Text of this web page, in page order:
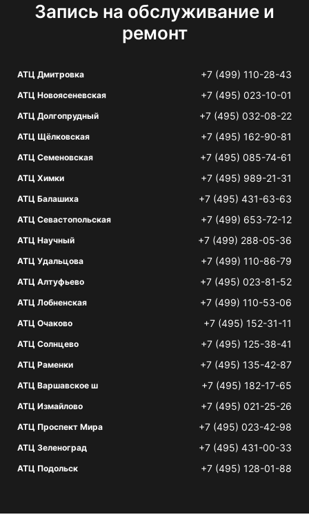
Запись на обслуживание и
ремонт
АТЦ Дмитровка +7 (499) 110-28-43
АТЦ Новоясеневская +7 (495) 023-10-01
АТЦ Долгопрудный +7 (495) 032-08-22
АТЦ Щёлковская +7 (495) 162-90-81
АТЦ Семеновская +7 (495) 085-74-61
АТЦ Химки +7 (495) 989-21-31
АТЦ Балашиха +7 (495) 431-63-63
АТЦ Севастопольская +7 (499) 653-72-12
АТЦ Научный +7 (499) 288-05-36
АТЦ Удальцова +7 (499) 110-86-79
АТЦ Алтуфьево +7 (495) 023-81-52
АТЦ Лобненская +7 (499) 110-53-06
АТЦ Очаково +7 (495) 152-31-11
АТЦ Солнцево +7 (495) 125-38-41
АТЦ Раменки +7 (495) 135-42-87
АТЦ Варшавское ш +7 (495) 182-17-65
АТЦ Измайлово +7 (495) 021-25-26
АТЦ Проспект Мира +7 (495) 023-42-98
АТЦ Зеленоград +7 (495) 431-00-33
АТЦ Подольск +7 (495) 128-01-88